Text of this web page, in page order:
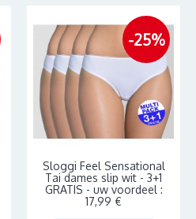
-25%
Sloggi Feel Sensational
Tai dames slip wit - 3+1
GRATIS - uw voordeel :
17,99 €